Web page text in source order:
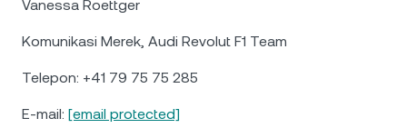
Vanessa Roettger
Komunikasi Merek, Audi Revolut F1 Team
Telepon: +41 79 75 75 285
E-mail: [email protected]